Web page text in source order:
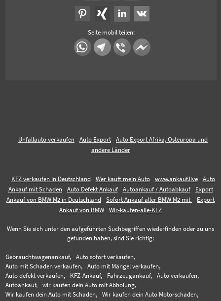
Seite mobil teilen:
Unfallauto verkaufen Auto Export
Auto Export Afrika, Osteuropa und
andere Länder
KFZ verkaufen in Deutschland Wer kauft mein Auto www.ankauf.live
Auto
Ankauf mit Schaden
Auto Defekt Ankauf Autoankauf / Autoabkauf
Export
Ankauf von BMW M2 in Deutschland
Sofort Ankauf aller BMW M2 mit
Export
Ankauf von BMW
Wir-kaufen-alle-KFZ
Wenn Sie sich unter den aufgeführten Suchbegriffen wiederfinden oder zu uns
gefunden haben, sind Sie richtig:
Gebrauchtwagenankauf,
Auto sofort verkaufen,
Auto mit Schaden verkaufen,
Auto mit Mängel verkaufen,
Auto defekt verkaufen,
KFZ-Ankauf, Fahrzeugankauf,
Auto verkaufen,
Autoankauf,
wir kaufen dein Auto mit Abholung,
Wir kaufen dein Auto mit Schaden,
Wir kaufen dein Auto Motorschaden,